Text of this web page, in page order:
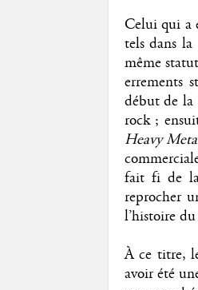
Celui qui a
tels dans
même
errements
début de la
rock ;
Heavy
fait fi de la
reprocher
l’histoire
À ce titre,
avoir été